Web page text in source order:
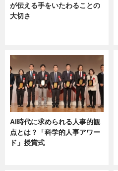
が伝える手をいたわることの
大切さ
AI時代に求められる人事的観
点とは？「科学的人事アワー
ド」授賞式